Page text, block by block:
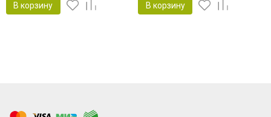
В корзину В корзину